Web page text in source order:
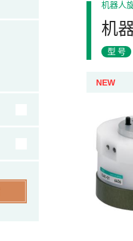
机器人
机
型号
NEW